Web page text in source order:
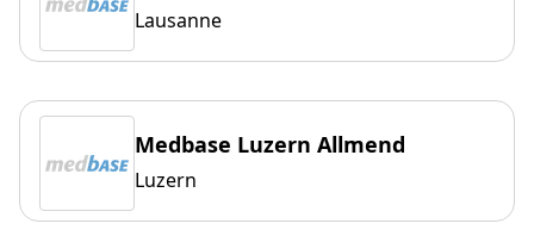
Lausanne
Medbase Luzern Allmend
Luzern